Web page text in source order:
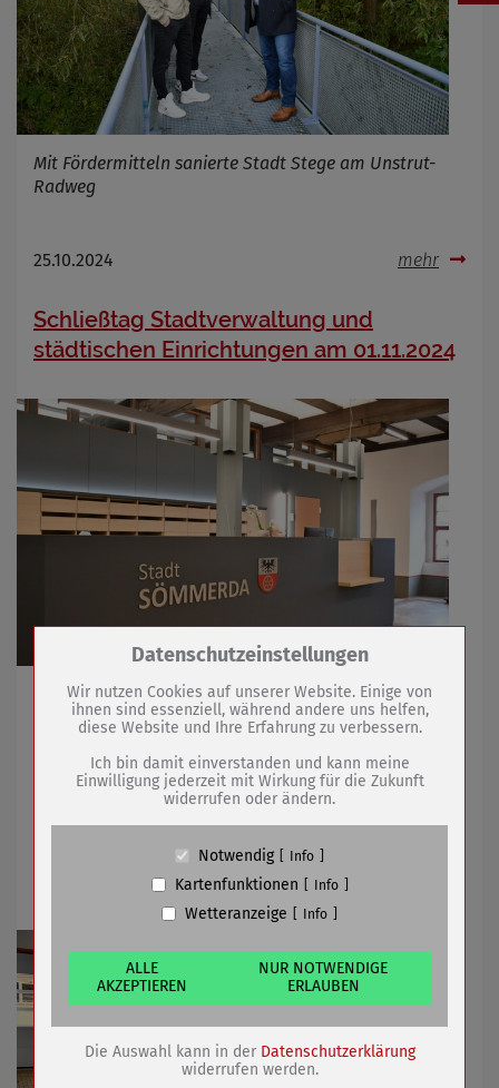
Mit Fördermitteln sanierte Stadt Stege am Unstrut-
Radweg
25.10.2024 mehr
Schließtag Stadtverwaltung und
städtischen Einrichtungen am 01.11.2024
Tourist-Information wechselt ab November Rhytmus
ihrer Öffnungszeit
22.10.2024 mehr
Neues Einsatzfahrzeug für Leubinger
Zum Betrieb der Seite notwendige Cookies /
Name
PHP Session Cookie
Anbieter
Eigentümer dieser Website (Wenko-
Wenselaar GmbH & Co. KG)
Absicherung Kontaktformular / SPAM
Cookiespeicherung Entscheidungscookie
Anbieter
Eigentümer dieser Website (Wenko-
Wenselaar GmbH & Co. KG)
Zweck
Speichert die Einstellungen der Besucher
bezüglich der Speicherung von Cookies.
Cookie Name
dywc
Cookie Laufzeit
1 Jahr
Datenschutzeinstellungen
Wir nutzen Cookies auf unserer Website. Einige von
ihnen sind essenziell, während andere uns helfen,
diese Website und Ihre Erfahrung zu verbessern.
Ich bin damit einverstanden und kann meine
Einwilligung jederzeit mit Wirkung für die Zukunft
widerrufen oder ändern.
Notwendig Info
Kartenfunktionen Info
Wetteranzeige Info
ALLE
AKZEPTIEREN
NUR NOTWENDIGE
ERLAUBEN
Die Auswahl kann in der Datenschutzerklärung
widerrufen werden.